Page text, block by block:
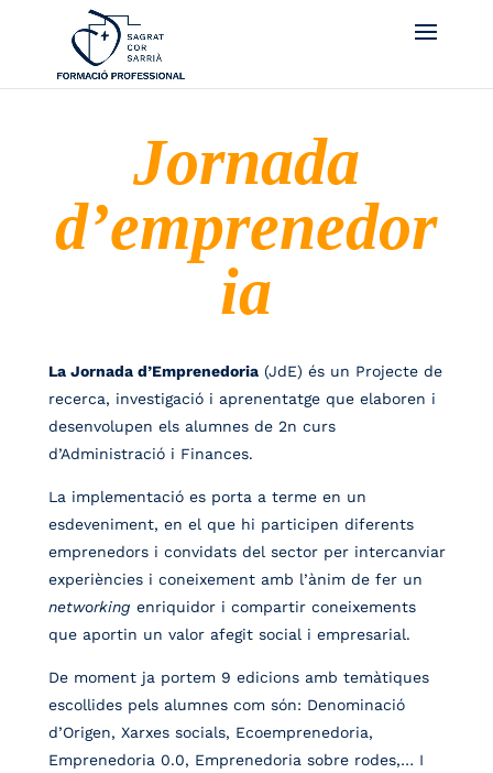
Jornada
d’emprenedor
ia
La Jornada d’Emprenedoria(JdE) és un Projecte de
recerca, investigació i aprenentatge que elaboren i
desenvolupen els alumnes de 2n curs
d’Administració i Finances.
La implementació es porta a terme en un
esdeveniment, en el que hi participen diferents
emprenedors i convidats del sector per intercanviar
experiències i coneixement amb l’ànim de fer un
networking enriquidor i compartir coneixements
que aportin un valor afegit social i empresarial.
De moment ja portem 9 edicions amb temàtiques
escollides pels alumnes com són: Denominació
d’Origen, Xarxes socials, Ecoemprenedoria,
Emprenedoria 0.0, Emprenedoria sobre rodes,… I